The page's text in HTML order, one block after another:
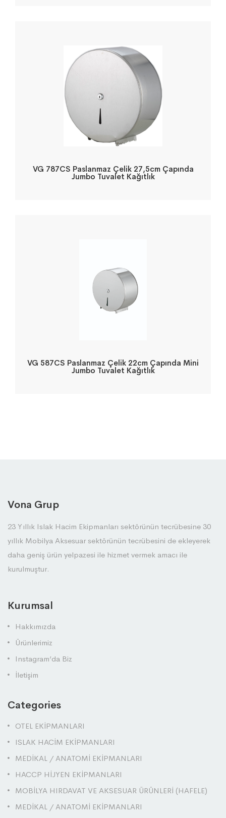
VG 787CS Paslanmaz Çelik 27,5cm Çapında
Jumbo Tuvalet Kağıtlık
VG 587CS Paslanmaz Çelik 22cm Çapında Mini
Jumbo Tuvalet Kağıtlık
Vona Grup
23 Yıllık Islak Hacim Ekipmanları sektörünün tecrübesine 30
yıllık Mobilya Aksesuar sektörünün tecrübesini de ekleyerek
daha geniş ürün yelpazesi ile hizmet vermek amacı ile
kurulmuştur.
Kurumsal
Hakkımızda
Ürünlerimiz
Instagram’da Biz
İletişim
Categories
OTEL EKİPMANLARI
ISLAK HACİM EKİPMANLARI
MEDİKAL / ANATOMİ EKİPMANLARI
HACCP HİJYEN EKİPMANLARI
MOBİLYA HIRDAVAT VE AKSESUAR ÜRÜNLERİ (HAFELE)
MEDİKAL / ANATOMİ EKİPMANLARI